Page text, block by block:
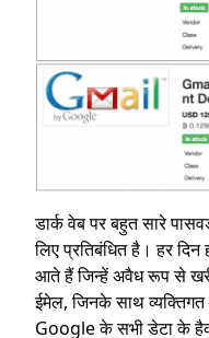
डार्क वेब पर बहुत सारे
लिए प्रतिबंधित है। हर
आते हैं जिन्हें अवैध रूप से
ईमेल, जिनके साथ व्यक्तिगत
Google के सभी डेटा के